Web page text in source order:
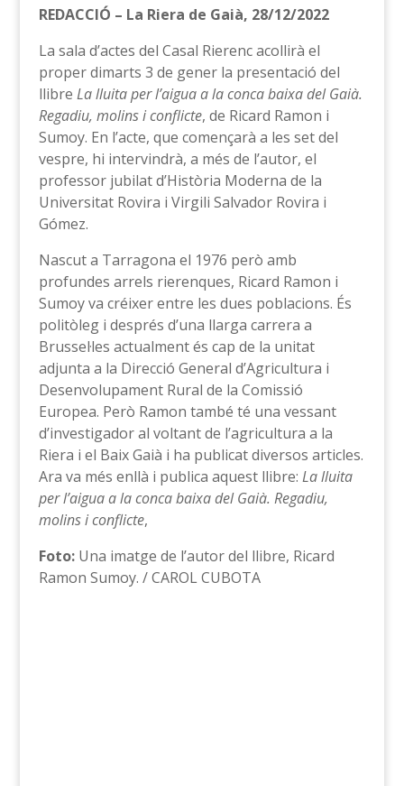
REDACCIÓ – La Riera de Gaià, 28/12/2022
La sala d’actes del Casal Rierenc acollirà el
proper dimarts 3 de gener la presentació del
llibre La lluita per l’aigua a la conca baixa del Gaià.
Regadiu, molins i conflicte, de Ricard Ramon i
Sumoy. En l’acte, que començarà a les set del
vespre, hi intervindrà, a més de l’autor, el
professor jubilat d’Història Moderna de la
Universitat Rovira i Virgili Salvador Rovira i
Gómez.
Nascut a Tarragona el 1976 però amb
profundes arrels rierenques, Ricard Ramon i
Sumoy va créixer entre les dues poblacions. És
politòleg i després d’una llarga carrera a
Brussel·les actualment és cap de la unitat
adjunta a la Direcció General d’Agricultura i
Desenvolupament Rural de la Comissió
Europea. Però Ramon també té una vessant
d’investigador al voltant de l’agricultura a la
Riera i el Baix Gaià i ha publicat diversos articles.
Ara va més enllà i publica aquest llibre: La lluita
per l’aigua a la conca baixa del Gaià. Regadiu,
molins i conflicte,
Foto:Una imatge de l’autor del llibre, Ricard
Ramon Sumoy. / CAROL CUBOTA